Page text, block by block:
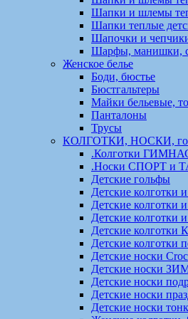
Шапки и шлемы
Шапки теплые
Шапочки и
Шарфы, манишки,
Женское белье
Боди, бюстье
Бюстгальтеры
Майки бельевые,
Панталоны
Трусы
КОЛГОТКИ, НОСКИ,
.Колготки
.Носки СПОРТ и
Детские гольфы
Детские колготки
Детские колготки
Детские колготки
Детские колготки
Детские
Детские носки
Детские носки
Детские носки
Детские носки
Детские носки